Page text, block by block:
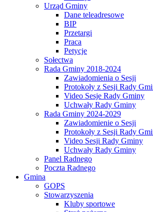
Urząd Gminy
Dane teleadresowe
BIP
Przetargi
Praca
Petycje
Sołectwa
Rada Gminy 2018-2024
Zawiadomienia o Sesji
Protokoły z Sesji Rady
Video Sesje Rady Gminy
Uchwały Rady Gminy
Rada Gminy 2024-2029
Zawiadomienie o Sesji
Protokoły z Sesji Rady
Video Sesji Rady Gminy
Uchwały Rady Gminy
Panel Radnego
Poczta Radnego
Gmina
GOPS
Stowarzyszenia
Kluby sportowe